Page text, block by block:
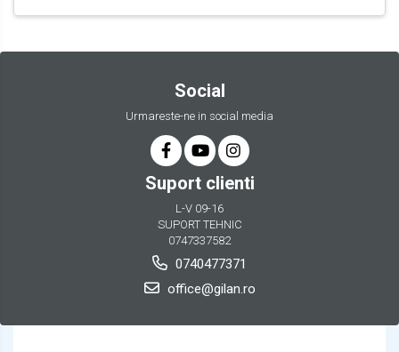
Social
Urmareste-ne in social media
Suport clienti
L-V 09-16
SUPORT TEHNIC
0747337582
0740477371
office@gilan.ro